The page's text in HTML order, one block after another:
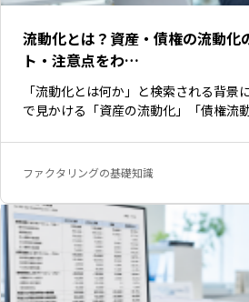
流動化とは？資産・債権の流動化
ト・注意点をわ…
「流動化とは何か」と検索される背景
で見かける「資産の流動化」「債権流
ファクタリングの基礎知識